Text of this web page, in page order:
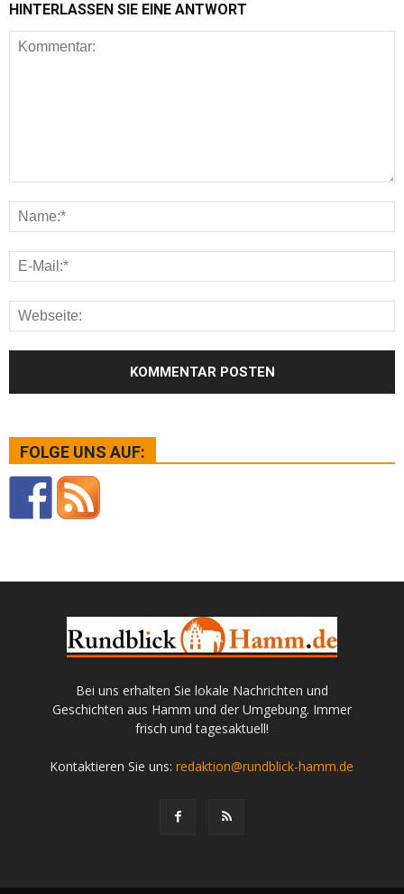
HINTERLASSEN SIE EINE ANTWORT
FOLGE UNS AUF:
Bei uns erhalten Sie lokale Nachrichten und
Geschichten aus Hamm und der Umgebung. Immer
frisch und tagesaktuell!
Kontaktieren Sie uns:redaktion@rundblick-hamm.de